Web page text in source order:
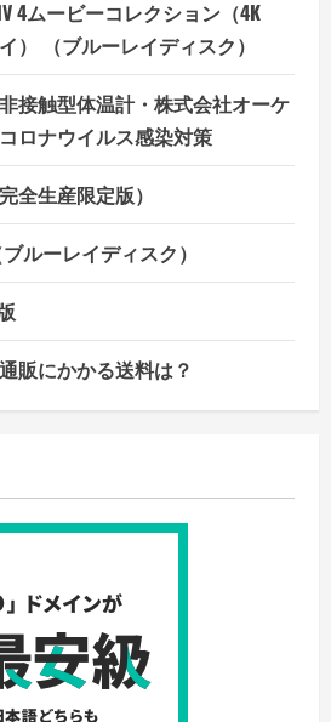
4ムービーコレクション（4K
） （ブルーレイディスク）
接触型体温計・株式会社オーケ
ロナウイルス感染対策
全生産限定版）
ルーレイディスク）
販にかかる送料は？